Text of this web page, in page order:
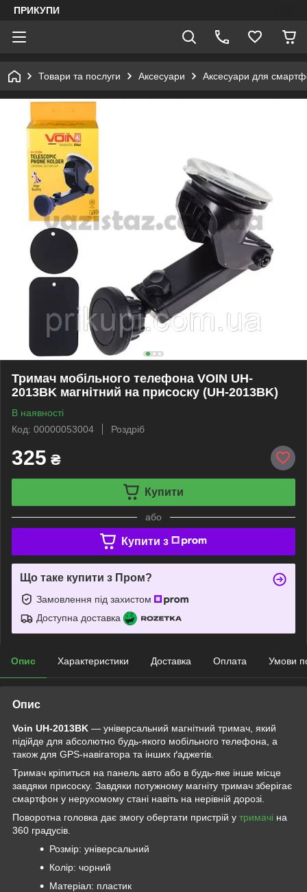
ПРИКУПИ
Товари та послуги Аксесуари Аксесуари для
Тримач мобільного телефона VOIN UH-
2013BK магнітний на присоску (UH-2013BK)
В наявності
Код: 00000053004
Роздріб
325 ₴
Купити
або
Купити з
Що таке купити з Пром?
Замовлення під захистом
Доступна доставка
Опис Характеристики Доставка Оплата Умови
Опис
Voin UH-2013BK — універсальний магнітний тримач, який
підійде для абсолютно будь-якого мобільного телефона, а
також для GPS-навігатора та інших ґаджетів.
Тримач кріпиться на панель авто або в будь-яке інше місце
завдяки присоску. Завдяки потужному магніту тримач зберігає
смартфон у нерухомому стані навіть на нерівній дорозі.
Поворотна головка дає змогу обертати пристрій у тримачі на
360 градусів.
Розмір: універсальний
Колір: чорний
Матеріал: пластик